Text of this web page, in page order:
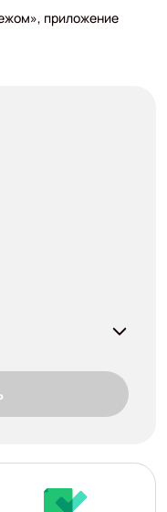
приложение